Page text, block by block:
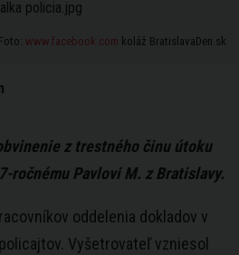
Foto: www.facebook.com koláž BratislavaDen.sk
z trestného činu útoku
ročnému Pavlovi M. z Bratislavy.
oddelenia dokladov v
Vyšetrovateľ vzniesol